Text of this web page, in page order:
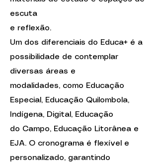
escuta
e reflexão.
Um dos diferenciais do Educa+ é a
possibilidade de contemplar
diversas áreas e
modalidades, como Educação
Especial, Educação Quilombola,
Indígena, Digital, Educação
do Campo, Educação Litorânea e
EJA. O cronograma é flexível e
personalizado, garantindo